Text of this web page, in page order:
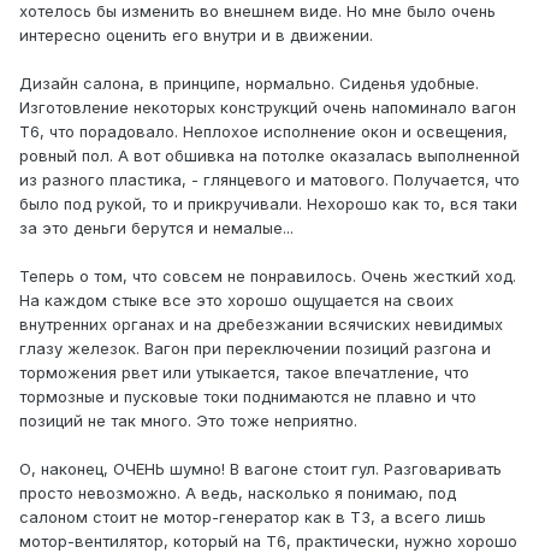
хотелось бы изменить во внешнем виде. Но мне было очень
интересно оценить его внутри и в движении.
Дизайн салона, в принципе, нормально. Сиденья удобные.
Изготовление некоторых конструкций очень напоминало вагон
Т6, что порадовало. Неплохое исполнение окон и освещения,
ровный пол. А вот обшивка на потолке оказалась выполненной
из разного пластика, - глянцевого и матового. Получается, что
было под рукой, то и прикручивали. Нехорошо как то, вся таки
за это деньги берутся и немалые...
Теперь о том, что совсем не понравилось. Очень жесткий ход.
На каждом стыке все это хорошо ощущается на своих
внутренних органах и на дребезжании всячиских невидимых
глазу железок. Вагон при переключении позиций разгона и
торможения рвет или утыкается, такое впечатление, что
тормозные и пусковые токи поднимаются не плавно и что
позиций не так много. Это тоже неприятно.
О, наконец, ОЧЕНЬ шумно! В вагоне стоит гул. Разговаривать
просто невозможно. А ведь, насколько я понимаю, под
салоном стоит не мотор-генератор как в Т3, а всего лишь
мотор-вентилятор, который на Т6, практически, нужно хорошо